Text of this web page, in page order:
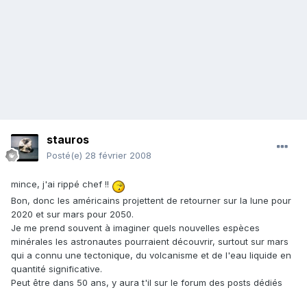
stauros
Posté(e) 28 février 2008
mince, j'ai rippé chef !!
Bon, donc les américains projettent de retourner sur la lune pour
2020 et sur mars pour 2050.
Je me prend souvent à imaginer quels nouvelles espèces
minérales les astronautes pourraient découvrir, surtout sur mars
qui a connu une tectonique, du volcanisme et de l'eau liquide en
quantité significative.
Peut être dans 50 ans, y aura t'il sur le forum des posts dédiés